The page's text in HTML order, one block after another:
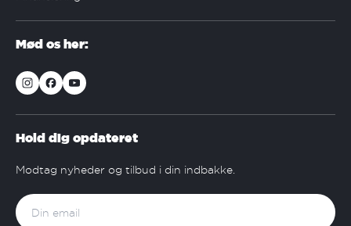
Mød os her:
Hold dig opdateret
Modtag nyheder og tilbud i din indbakke.